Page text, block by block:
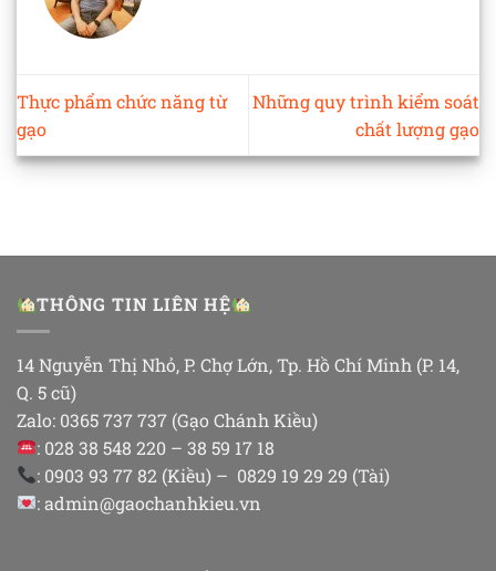
Thực phẩm chức năng từ
gạo
Những quy trình kiểm soát
chất lượng gạo
THÔNG TIN LIÊN HỆ
14 Nguyễn Thị Nhỏ, P. Chợ Lớn, Tp. Hồ Chí Minh (P. 14,
Q. 5 cũ)
Zalo: 0365 737 737 (Gạo Chánh Kiều)
: 028 38 548 220 – 38 59 17 18
: 0903 93 77 82 (Kiều) – 0829 19 29 29 (Tài)
: admin@gaochanhkieu.vn